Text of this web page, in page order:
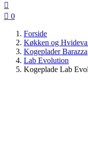

 0
Forside
Køkken og
Kogeplader Barazza
Lab Evolution
Kogeplade Lab